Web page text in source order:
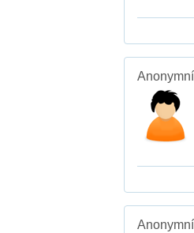
Anonymní
Anonymní